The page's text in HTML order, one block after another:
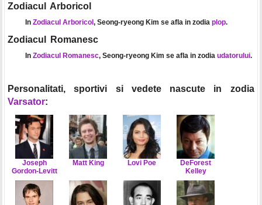
Zodiacul Arboricol
In Zodiacul Arboricol, Seong-ryeong Kim se afla in zodia plop.
Zodiacul Romanesc
In Zodiacul Romanesc, Seong-ryeong Kim se afla in zodia udatorului.
Personalitati, sportivi si vedete nascute in zodia
Varsator:
Joseph
Gordon-Levitt
Matt King Lovi Poe
DeForest
Kelley